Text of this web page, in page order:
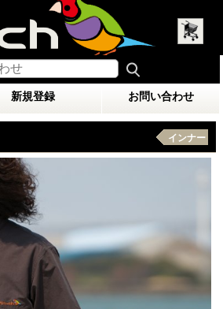
新規登録 お問い合わせ
インナー